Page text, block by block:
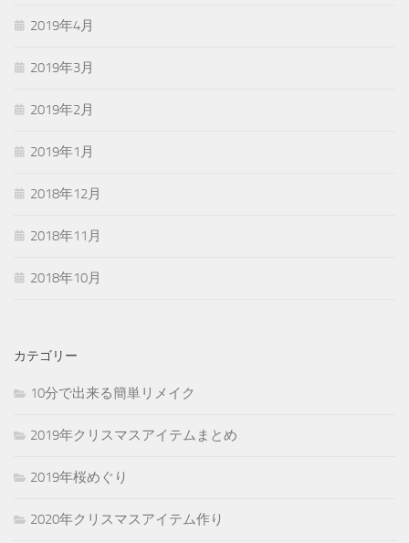
2019年4月
2019年3月
2019年2月
2019年1月
2018年12月
2018年11月
2018年10月
カテゴリー
10分で出来る簡単リメイク
2019年クリスマスアイテムまとめ
2019年桜めぐり
2020年クリスマスアイテム作り